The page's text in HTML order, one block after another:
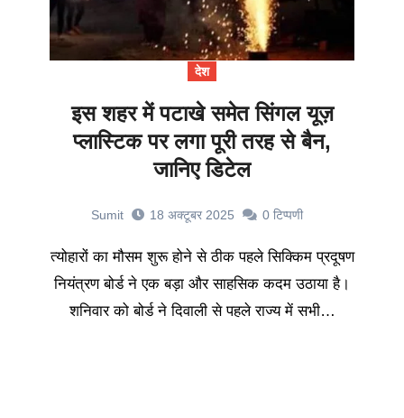
देश
इस शहर में पटाखे समेत सिंगल यूज़
प्लास्टिक पर लगा पूरी तरह से बैन,
जानिए डिटेल
Sumit 18 अक्टूबर 2025 0 टिप्पणी
त्योहारों का मौसम शुरू होने से ठीक पहले सिक्किम प्रदूषण
नियंत्रण बोर्ड ने एक बड़ा और साहसिक कदम उठाया है।
शनिवार को बोर्ड ने दिवाली से पहले राज्य में सभी…